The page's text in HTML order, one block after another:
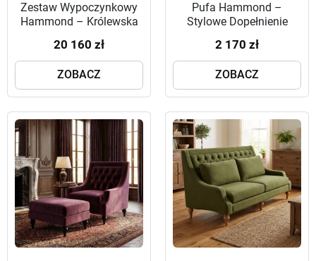
Zestaw Wypoczynkowy
Hammond – Królewska
Salonie
20 160 zł
ZOBACZ
Pufa Hammond –
Stylowe Dopełnienie
2 170 zł
ZOBACZ